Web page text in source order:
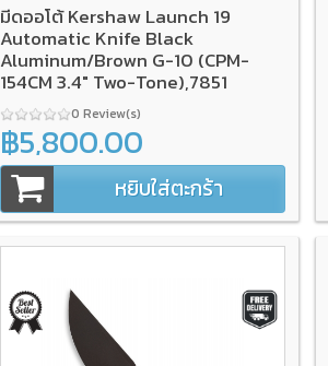
มีดออโต้ Kershaw Launch 19
Automatic Knife Black
Aluminum/Brown G-10 (CPM-
154CM 3.4" Two-Tone),7851
0 Review(s)
฿5,800.00
หยิบใส่ตะกร้า